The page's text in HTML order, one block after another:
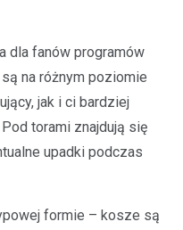
dla fanów programów
na różnym poziomie
jak i ci bardziej
torami znajdują się
upadki podczas
formie – kosze są